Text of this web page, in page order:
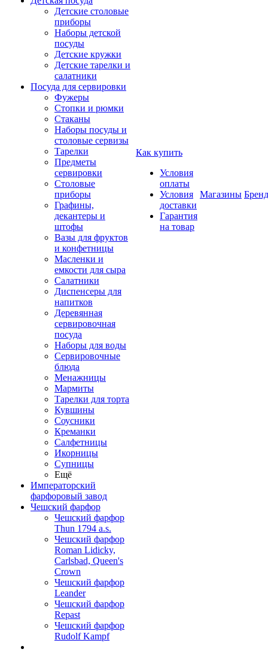
Детские столовые
приборы
Наборы детской
посуды
Детские кружки
Детские тарелки и
салатники
Посуда для сервировки
Фужеры
Стопки и рюмки
Стаканы
Наборы посуды и
столовые сервизы
Тарелки
Предметы
сервировки
Столовые
приборы
Графины,
декантеры и
штофы
Вазы для фруктов
и конфетницы
Масленки и
емкости для сыра
Салатники
Диспенсеры для
напитков
Деревянная
сервировочная
посуда
Наборы для воды
Сервировочные
блюда
Менажницы
Мармиты
Тарелки для торта
Кувшины
Соусники
Креманки
Салфетницы
Икорницы
Супницы
Ещё
Императорский
фарфоровый завод
Чешский фарфор
Чешский фарфор
Thun 1794 a.s.
Чешский фарфор
Roman Lidicky,
Carlsbad, Queen's
Crown
Чешский фарфор
Leander
Чешский фарфор
Repast
Чешский фарфор
Rudolf Kampf
Как купить
Условия
оплаты
Условия
доставки
Гарантия
на товар
Магазины